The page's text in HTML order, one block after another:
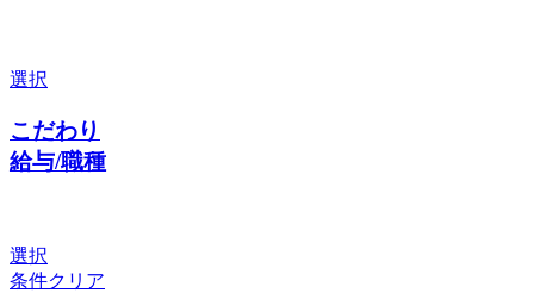
選択
こだわり
給与/職種
選択
条件クリア